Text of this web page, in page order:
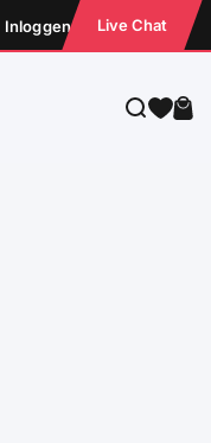
Inloggen Live Chat
Zoeken